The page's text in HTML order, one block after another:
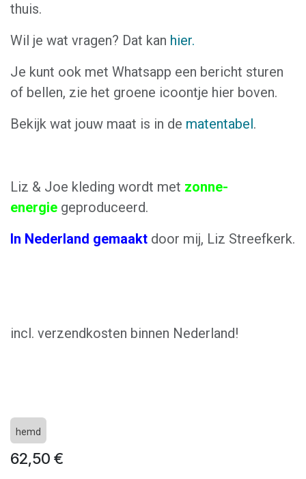
thuis.
Wil je wat vragen? Dat kan hier.
Je kunt ook met Whatsapp een bericht sturen
of bellen, zie het groene icoontje hier boven.
Bekijk wat jouw maat is in de matentabel.
Liz & Joe kleding wordt met zonne-
energie geproduceerd.
In Nederland gemaakt door mij, Liz Streefkerk.
incl. verzendkosten binnen Nederland!
hemd
62,50 €